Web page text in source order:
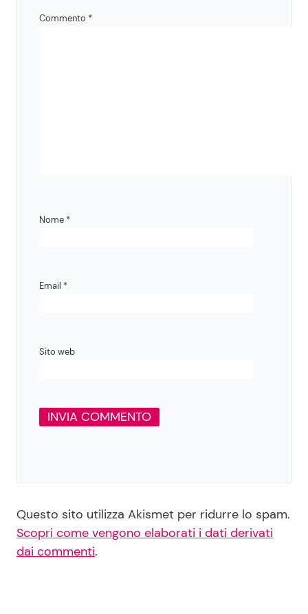
Commento *
Nome *
Email *
Sito web
Questo sito utilizza Akismet per ridurre lo spam.
Scopri come vengono elaborati i dati derivati
dai commenti.